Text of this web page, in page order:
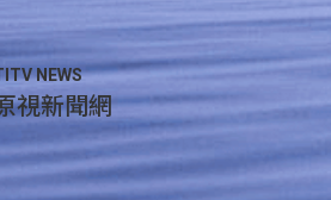
NEWS
視新聞網